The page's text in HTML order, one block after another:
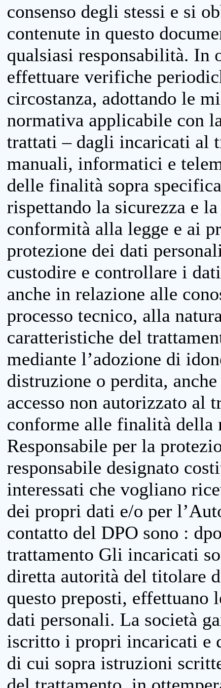
consenso degli stessi e si
contenute in questo
qualsiasi responsabilità. In
effettuare verifiche
circostanza, adottando le
normativa applicabile con
trattati – dagli incaricati al
manuali, informatici e
delle finalità sopra
rispettando la sicurezza e
conformità alla legge e ai
protezione dei dati
custodire e controllare i
anche in relazione alle
processo tecnico, alla
caratteristiche del
mediante l’adozione di
distruzione o perdita,
accesso non autorizzato al
conforme alle finalità della
Responsabile per la
responsabile designato
interessati che vogliano
dei propri dati e/o per
contatto del DPO sono :
trattamento Gli incaricati
diretta autorità del titolare
questo preposti, effettuano
dati personali. La società
iscritto i propri incaricati e
di cui sopra istruzioni